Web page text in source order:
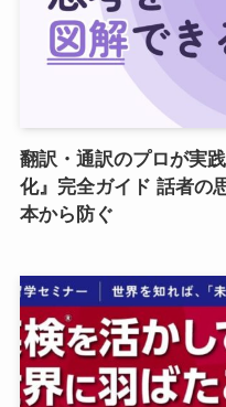
翻訳・通訳のプロが実
化』完全ガイド 話者の
本から防ぐ